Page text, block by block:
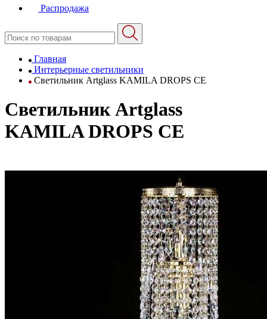
Распродажа
Главная
Интерьерные светильники
Светильник Artglass KAMILA DROPS CE
Светильник Artglass
KAMILA DROPS CE